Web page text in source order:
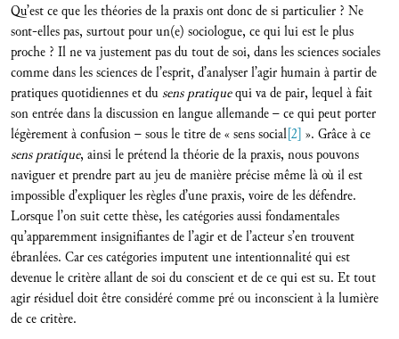
Qu’est ce que les théories de la praxis ont donc de si particulier ? Ne
sont-elles pas, surtout pour un(e) sociologue, ce qui lui est le plus
proche ? Il ne va justement pas du tout de soi, dans les sciences sociales
comme dans les sciences de l’esprit, d’analyser l’agir humain à partir de
pratiques quotidiennes et dusens pratiquequi va de pair, lequel à fait
son entrée dans la discussion en langue allemande – ce qui peut porter
légèrement à confusion – sous le titre de « sens social[2] ». Grâce à ce
sens pratique, ainsi le prétend la théorie de la praxis, nous pouvons
naviguer et prendre part au jeu de manière précise même là où il est
impossible d’expliquer les règles d’une praxis, voire de les défendre.
Lorsque l’on suit cette thèse, les catégories aussi fondamentales
qu’apparemment insignifiantes de l’agir et de l’acteur s’en trouvent
ébranlées. Car ces catégories imputent une intentionnalité qui est
devenue le critère allant de soi du conscient et de ce qui est su. Et tout
agir résiduel doit être considéré comme pré ou inconscient à la lumière
de ce critère.